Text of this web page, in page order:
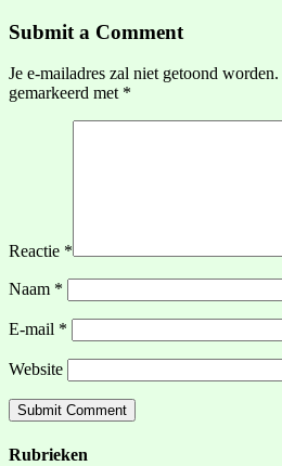
Submit a Comment
Je e-mailadres zal niet getoond worden.
gemarkeerd met *
Reactie *
Naam *
E-mail *
Website
Rubrieken